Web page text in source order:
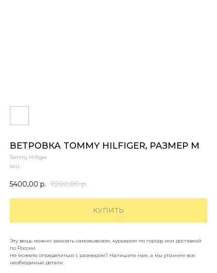
ВЕТРОВКА TOMMY HILFIGER, РАЗМЕР M
Tommy Hilfiger
SKU:
5400,00 р. 7200,00 р.
КУПИТЬ
Эту вещь можно заказать самовывозом, курьером по городу или доставкой
по России.
Не можете определиться с размером? Напишите нам, а мы уточним все
необходимые детали.